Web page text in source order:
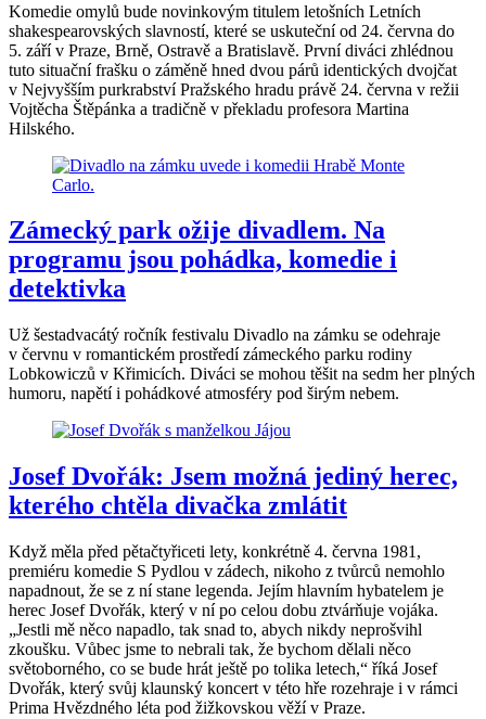
Komedie omylů bude novinkovým titulem letošních Letních
shakespearovských slavností, které se uskuteční od 24. června do
5. září v Praze, Brně, Ostravě a Bratislavě. První diváci zhlédnou
tuto situační frašku o záměně hned dvou párů identických dvojčat
v Nejvyšším purkrabství Pražského hradu právě 24. června v režii
Vojtěcha Štěpánka a tradičně v překladu profesora Martina
Hilského.
Zámecký park ožije divadlem. Na
programu jsou pohádka, komedie i
detektivka
Už šestadvacátý ročník festivalu Divadlo na zámku se odehraje
v červnu v romantickém prostředí zámeckého parku rodiny
Lobkowiczů v Křimicích. Diváci se mohou těšit na sedm her plných
humoru, napětí i pohádkové atmosféry pod širým nebem.
Josef Dvořák: Jsem možná jediný herec,
kterého chtěla divačka zmlátit
Když měla před pětačtyřiceti lety, konkrétně 4. června 1981,
premiéru komedie S Pydlou v zádech, nikoho z tvůrců nemohlo
napadnout, že se z ní stane legenda. Jejím hlavním hybatelem je
herec Josef Dvořák, který v ní po celou dobu ztvárňuje vojáka.
„Jestli mě něco napadlo, tak snad to, abych nikdy neprošvihl
zkoušku. Vůbec jsme to nebrali tak, že bychom dělali něco
světoborného, co se bude hrát ještě po tolika letech,“ říká Josef
Dvořák, který svůj klaunský koncert v této hře rozehraje i v rámci
Prima Hvězdného léta pod žižkovskou věží v Praze.